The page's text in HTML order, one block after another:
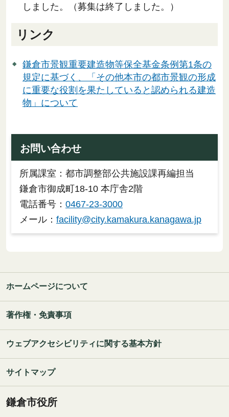
しました。（募集は終了しました。）
リンク
鎌倉市景観重要建造物等保全基金条例第1条の
規定に基づく、「その他本市の都市景観の形成
に重要な役割を果たしていると認められる建造
物」について
お問い合わせ
所属課室：都市調整部公共施設課再編担当
鎌倉市御成町18-10 本庁舎2階
電話番号： 0467-23-3000
メール： facility@city.kamakura.kanagawa.jp
ホームページについて
著作権・免責事項
ウェブアクセシビリティに関する基本方針
サイトマップ
鎌倉市役所